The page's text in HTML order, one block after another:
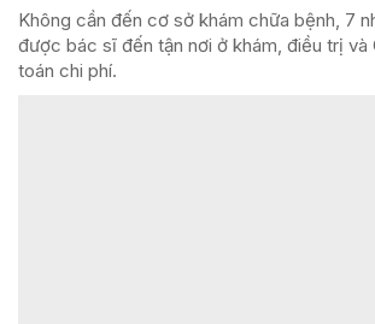
Không cần đến cơ sở khám chữa bệnh, 7
được bác sĩ đến tận nơi ở khám, điều trị và
toán chi phí.